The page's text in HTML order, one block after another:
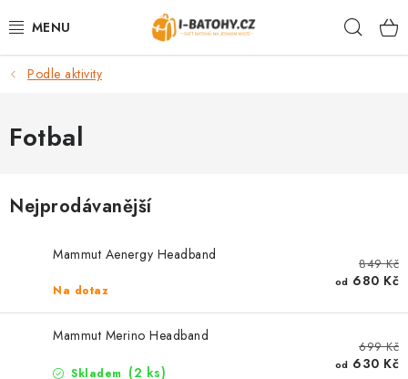
na
VÝPRODEJ %
BATOHY
CESTOVNÍ ZAVAZADLA
PENĚŽENKY
DOPLŇKY A PŘÍSLUŠENSTVÍ
Podle aktivity
Fotbal
Nejprodávanější
Mammut Aenergy Headband
Na dotaz
849 Kč
od 680 Kč
Mammut Merino Headband
Skladem (2 ks)
699 Kč
od 630 Kč